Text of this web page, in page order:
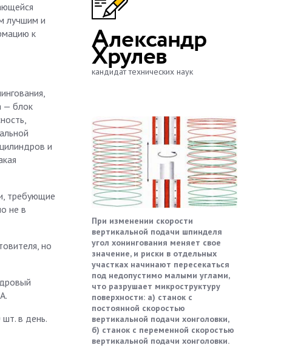
лучшим и
к
— блок
и
требующие
не в
но
в день.
Александр
Хрулев
кандидат технических наук
При изменении скорости
вертикальной подачи шпинделя
угол хонингования меняет свое
значение, и риски в отдельных
участках начинают пересекаться
под недопустимо малыми углами,
что разрушает микроструктуру
поверхности: а) станок с
постоянной скоростью
вертикальной подачи хонголовки,
б) станок с переменной скоростью
вертикальной подачи хонголовки.